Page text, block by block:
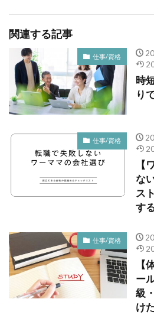
関連する記事
仕事/資格
時
り
仕事/資格
【
な
ス
す
仕事/資格
【
ー
級
け